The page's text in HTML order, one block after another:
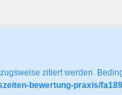
zitiert werden.
bewertung-praxis/